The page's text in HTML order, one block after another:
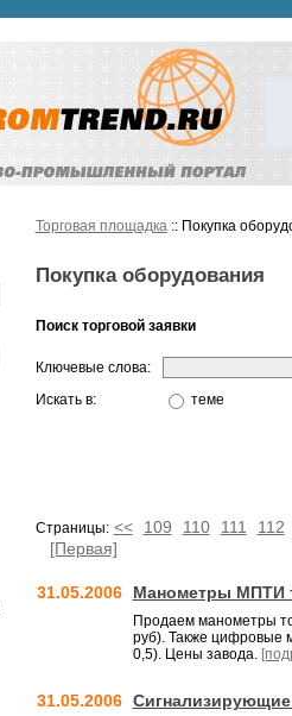
Торговая площадка:: Покупка
Покупка оборудования
Поиск торговой заявки
Ключевые слова:
Искать в:
теме
Страницы: << 109 110 111
112
[Первая]
31.05.2006 Манометры МПТИ
Продаем манометры
руб). Также цифровые
0,5). Цены завода.
31.05.2006